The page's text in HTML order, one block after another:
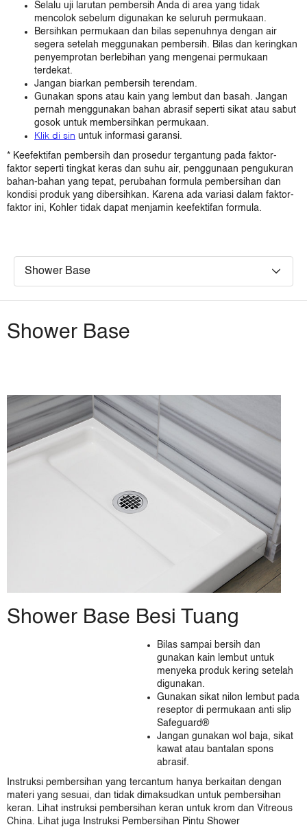
Mexico
Nicaragua
Panama
Puerto Rico
Turks & Caicos
United States
Amerika selatan
Argentina
Brazil
Bolivia
Chile
Colombia
Ecuador
Uruguay
Venezuela
Eropa, Timur tengah dan Afrika
Middle East
Africa
China
Hong Kong, China
India
Indonesia
Vietnam
Karat Sanitaryware
Kallista
Mira
Selalu uji larutan pembersih Anda di area yang tidak
mencolok sebelum digunakan ke seluruh permukaan.
Bersihkan permukaan dan bilas sepenuhnya dengan air
segera setelah meggunakan pembersih. Bilas dan keringkan
penyemprotan berlebihan yang mengenai permukaan
terdekat.
Jangan biarkan pembersih terendam.
Gunakan spons atau kain yang lembut dan basah. Jangan
pernah menggunakan bahan abrasif seperti sikat atau sabut
gosok untuk membersihkan permukaan.
Klik di sin untuk informasi garansi.
* Keefektifan pembersih dan prosedur tergantung pada faktor-
faktor seperti tingkat keras dan suhu air, penggunaan pengukuran
bahan-bahan yang tepat, perubahan formula pembersihan dan
kondisi produk yang dibersihkan. Karena ada variasi dalam faktor-
faktor ini, Kohler tidak dapat menjamin keefektifan formula.
Shower Base
Shower Base
Shower Base Besi Tuang
Bilas sampai bersih dan
gunakan kain lembut untuk
menyeka produk kering setelah
digunakan.
Gunakan sikat nilon lembut pada
reseptor di permukaan anti slip
Safeguard®
Jangan gunakan wol baja, sikat
kawat atau bantalan spons
abrasif.
Instruksi pembersihan yang tercantum hanya berkaitan dengan
materi yang sesuai, dan tidak dimaksudkan untuk pembersihan
keran. Lihat instruksi pembersihan keran untuk krom dan Vitreous
China. Lihat juga Instruksi Pembersihan Pintu Shower